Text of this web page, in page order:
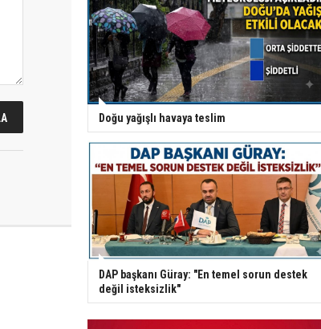
Doğu yağışlı havaya teslim
DAP başkanı Güray: "En temel sorun destek
değil isteksizlik"